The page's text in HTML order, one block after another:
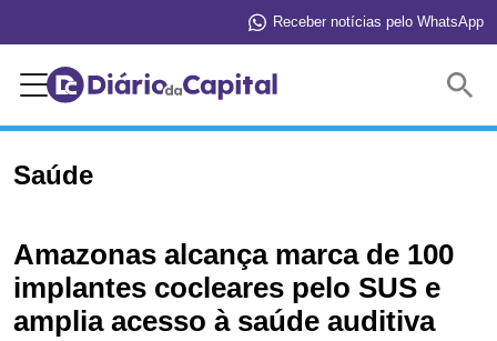
Receber notícias pelo WhatsApp
Saúde
Amazonas alcança marca de 100
implantes cocleares pelo SUS e
amplia acesso à saúde auditiva